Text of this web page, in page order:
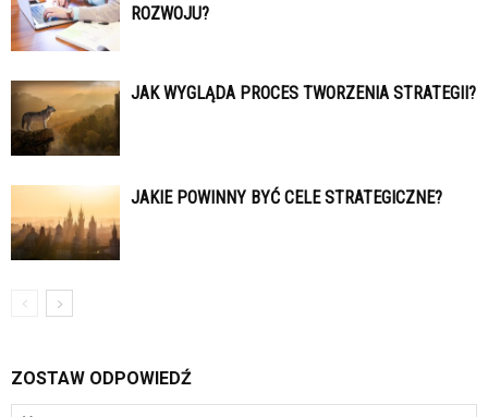
ROZWOJU?
JAK WYGLĄDA PROCES TWORZENIA STRATEGII?
JAKIE POWINNY BYĆ CELE STRATEGICZNE?
ZOSTAW ODPOWIEDŹ